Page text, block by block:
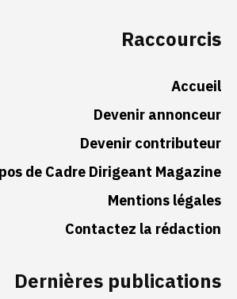
Raccourcis
Accueil
Devenir annonceur
Devenir contributeur
de Cadre Dirigeant Magazine
Mentions légales
Contactez la rédaction
Dernières publications